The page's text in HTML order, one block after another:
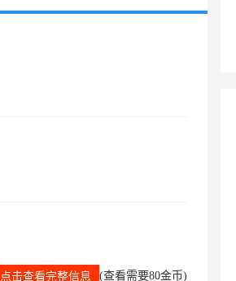
点击查看完整信息 (查看需要80金币)